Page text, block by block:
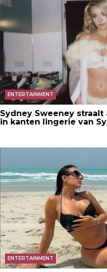
ENTERTAINMENT
Sydney Sweeney
in kanten lingerie van
ENTERTAINMENT